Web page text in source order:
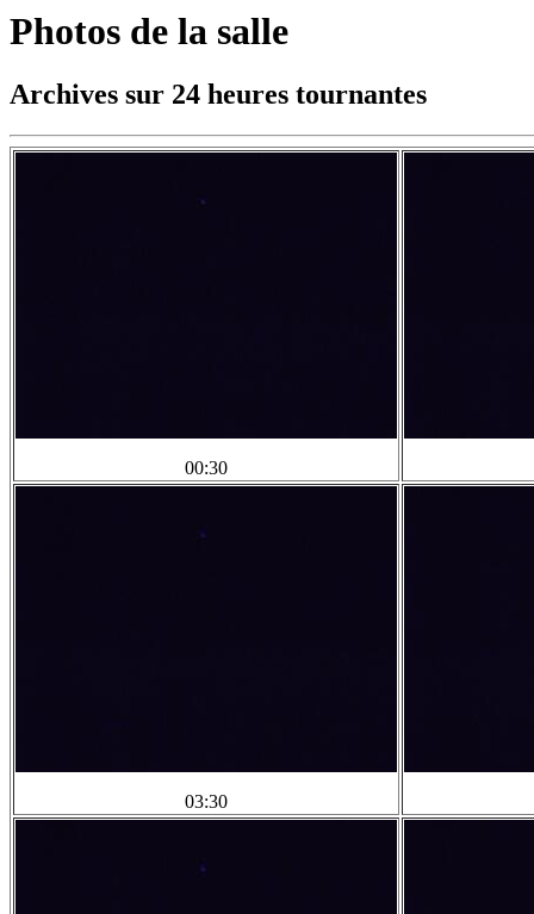
Photos de la salle
Archives sur 24 heures tournantes
00:30
03:30